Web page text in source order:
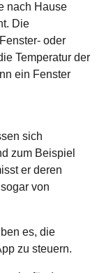
nach Hause
Die
oder
Temperatur der
ein Fenster
sich
zum Beispiel
er deren
von
es, die
zu steuern.